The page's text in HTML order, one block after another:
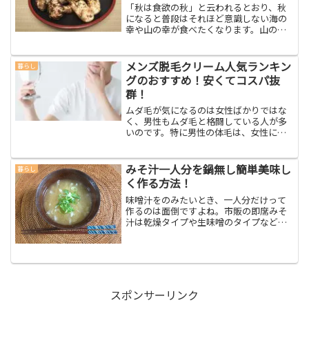
「秋は食欲の秋」と云われるとおり、秋
になると普段はそれほど意識しない海の
幸や山の幸が食べたくなります。山の幸
う食卓に上がる機会が多いものでもあり
ません。それゆえに、いざ...
暮らし
メンズ脱毛クリーム人気ランキン
グのおすすめ！安くてコスパ抜
群！
ムダ毛が気になるのは女性ばかりではな
く、男性もムダ毛と格闘している人が多
いのです。特に男性の体毛は、女性に比
リームについて、メンズ用の脱毛クリー
ムで安くておすすめのご紹...
暮らし
みそ汁一人分を鍋無し簡単美味し
く作る方法！
味噌汁をのみたいとき、一人分だけって
作るのは面倒ですよね。市販の即席みそ
汁は乾燥タイプや生味噌のタイプなど美
します。
スポンサーリンク